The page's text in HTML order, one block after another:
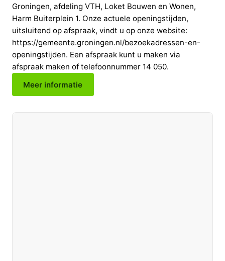
Groningen, afdeling VTH, Loket Bouwen en Wonen,
Harm Buiterplein 1. Onze actuele openingstijden,
uitsluitend op afspraak, vindt u op onze website:
https://gemeente.groningen.nl/bezoekadressen-en-
openingstijden. Een afspraak kunt u maken via
afspraak maken of telefoonnummer 14 050.
Meer informatie